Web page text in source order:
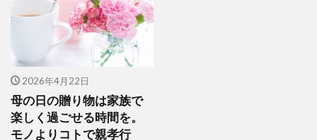
2026年4月22日
母の日の贈り物は家族で
楽しく過ごせる時間を。
モノよりコトで親孝行